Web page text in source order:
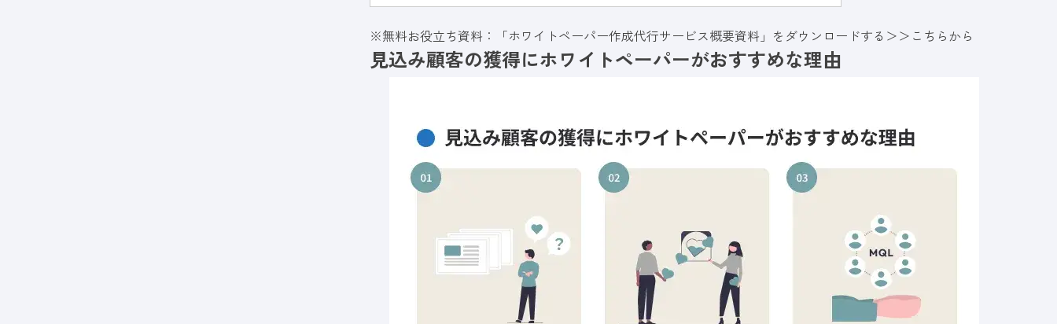
※無料お役立ち資料：「ホワイトペーパー作成代行サービス概要資料」をダウンロードする＞＞ こちらから
見込み顧客の獲得にホワイトペーパーがおすすめな理由